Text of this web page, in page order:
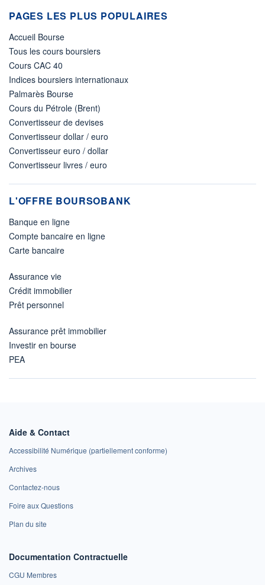
PAGES LES PLUS POPULAIRES
Accueil Bourse
Tous les cours boursiers
Cours CAC 40
Indices boursiers internationaux
Palmarès Bourse
Cours du Pétrole (Brent)
Convertisseur de devises
Convertisseur dollar / euro
Convertisseur euro / dollar
Convertisseur livres / euro
L'OFFRE BOURSOBANK
Banque en ligne
Compte bancaire en ligne
Carte bancaire
Assurance vie
Crédit immobilier
Prêt personnel
Assurance prêt immobilier
Investir en bourse
PEA
Aide & Contact
Accessibilité Numérique (partiellement conforme)
Archives
Contactez-nous
Foire aux Questions
Plan du site
Documentation Contractuelle
CGU Membres